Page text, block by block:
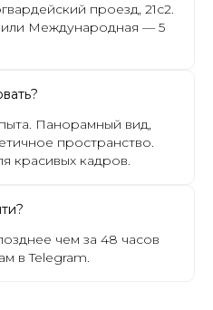
проезд, 21с2.
Международная — 5
Панорамный вид,
пространство.
красивых кадров.
чем за 48 часов
в Telegram.